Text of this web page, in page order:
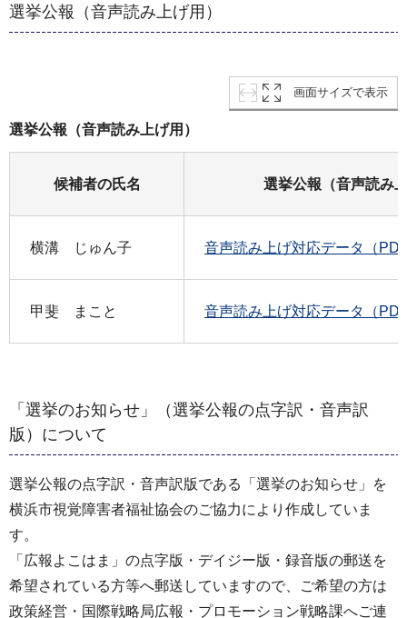
選挙公報（音声読み上げ用）
画面サイズで表示
選挙公報（音声読み上げ用）
候補者の氏名 選挙公報（音声読み
横溝 じゅん子 音声読み上げ対応データ（
甲斐 まこと 音声読み上げ対応データ（
「選挙のお知らせ」（選挙公報の点字訳・音声訳
版）について
選挙公報の点字訳・音声訳版である「選挙のお知らせ」を
横浜市視覚障害者福祉協会のご協力により作成していま
す。
「広報よこはま」の点字版・デイジー版・録音版の郵送を
希望されている方等へ郵送していますので、ご希望の方は
政策経営・国際戦略局広報・プロモーション戦略課へご連